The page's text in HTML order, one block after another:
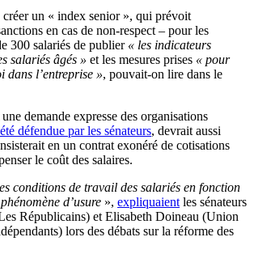
créer un « index senior », qui prévoit
en cas de non-respect – pour les
300 salariés de publier « les indicateurs
salariés âgés » et les mesures prises « pour
dans l’entreprise », pouvait-on lire dans le
demande expresse des organisations
défendue par les sénateurs, devrait aussi
en un contrat exonéré de cotisations
le coût des salaires.
conditions de travail des salariés en fonction
d’usure », expliquaient les sénateurs
Républicains) et Elisabeth Doineau (Union
lors des débats sur la réforme des